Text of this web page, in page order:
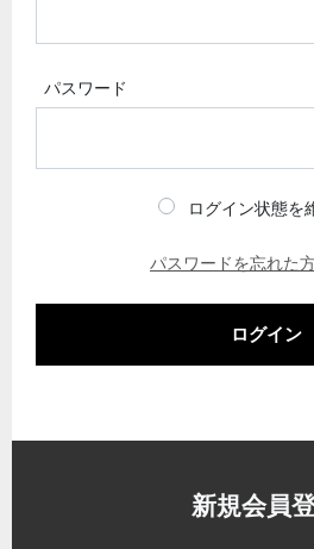
パスワード
ログイン状態を
パスワードを忘れた
ログイン
新規会員